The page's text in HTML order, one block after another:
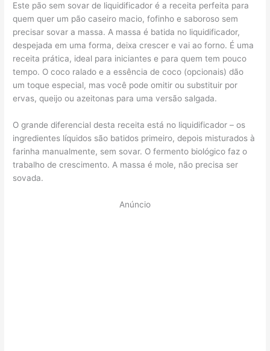
Este pão sem sovar de liquidificador é a receita perfeita para
quem quer um pão caseiro macio, fofinho e saboroso sem
precisar sovar a massa. A massa é batida no liquidificador,
despejada em uma forma, deixa crescer e vai ao forno. É uma
receita prática, ideal para iniciantes e para quem tem pouco
tempo. O coco ralado e a essência de coco (opcionais) dão
um toque especial, mas você pode omitir ou substituir por
ervas, queijo ou azeitonas para uma versão salgada.
O grande diferencial desta receita está no liquidificador – os
ingredientes líquidos são batidos primeiro, depois misturados à
farinha manualmente, sem sovar. O fermento biológico faz o
trabalho de crescimento. A massa é mole, não precisa ser
sovada.
Anúncio